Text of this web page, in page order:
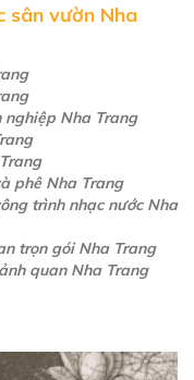
sân vườn Nha
nghiệp Nha Trang
phê Nha Trang
trình nhạc nước Nha
trọn gói Nha Trang
quan Nha Trang